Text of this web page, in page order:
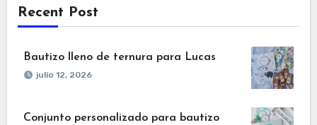
Recent Post
Bautizo lleno de ternura para Lucas
julio 12, 2026
Conjunto personalizado para bautizo